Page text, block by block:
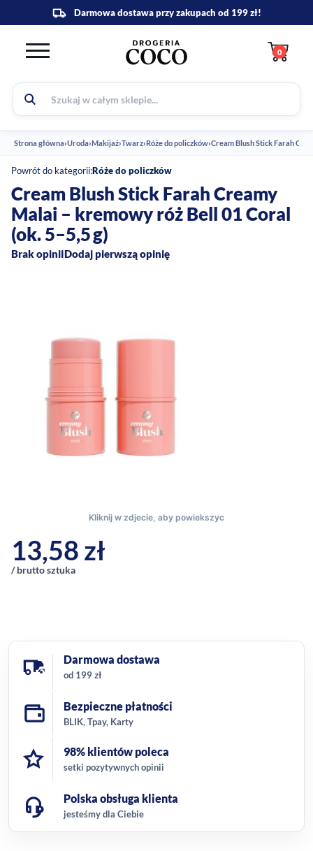
0
Strona główna›Uroda›Makijaż›Twarz›Róże do policzków›Cream Blush Stick Farah
Powrót do kategorii:Róże do policzków
Cream Blush Stick Farah Creamy
Malai – kremowy róż Bell 01 Coral
(ok. 5–5,5 g)
Brak opiniiDodaj pierwszą opinię
13,58zł
/ brutto sztuka
Darmowa dostawa
od 199 zł
Bezpieczne płatności
BLIK, Tpay, Karty
98% klientów poleca
setki pozytywnych opinii
Polska obsługa klienta
jesteśmy dla Ciebie